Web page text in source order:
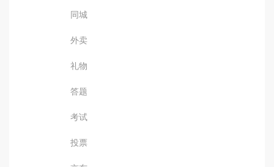
同城
外卖
礼物
答题
考试
投票